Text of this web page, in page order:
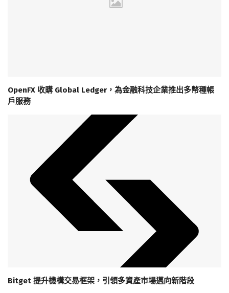
OpenFX 收購 Global Ledger，為金融科技企業推出多幣種帳
戶服務
Bitget 提升機構交易框架，引領多資產市場邁向新階段